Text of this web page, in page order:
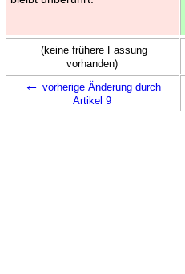
(keine frühere Fassung
vorhanden)
← vorherige Änderung durch
Artikel 9